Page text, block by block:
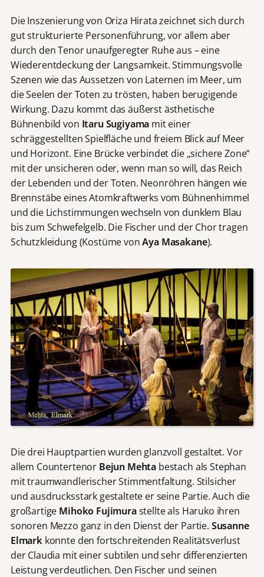
Die Inszenierung von Oriza Hirata zeichnet sich durch
gut strukturierte Personenführung, vor allem aber
durch den Tenor unaufgeregter Ruhe aus – eine
Wiederentdeckung der Langsamkeit. Stimmungsvolle
Szenen wie das Aussetzen von Laternen im Meer, um
die Seelen der Toten zu trösten, haben berugigende
Wirkung. Dazu kommt das äußerst ästhetische
Bühnenbild von Itaru Sugiyama mit einer
schräggestellten Spielfläche und freiem Blick auf Meer
und Horizont. Eine Brücke verbindet die „sichere Zone“
mit der unsicheren oder, wenn man so will, das Reich
der Lebenden und der Toten. Neonröhren hängen wie
Brennstäbe eines Atomkraftwerks vom Bühnenhimmel
und die Lichstimmungen wechseln von dunklem Blau
bis zum Schwefelgelb. Die Fischer und der Chor tragen
Schutzkleidung (Kostüme vonAya Masakane).
Die drei Hauptpartien wurden glanzvoll gestaltet. Vor
allem Countertenor Bejun Mehta bestach als Stephan
mit traumwandlerischer Stimmentfaltung. Stilsicher
und ausdrucksstark gestaltete er seine Partie. Auch die
großartige Mihoko Fujimurastellte als Haruko ihren
sonoren Mezzo ganz in den Dienst der Partie. Susanne
Elmarkkonnte den fortschreitenden Realitätsverlust
der Claudia mit einer subtilen und sehr differenzierten
Leistung verdeutlichen. Den Fischer und seinen